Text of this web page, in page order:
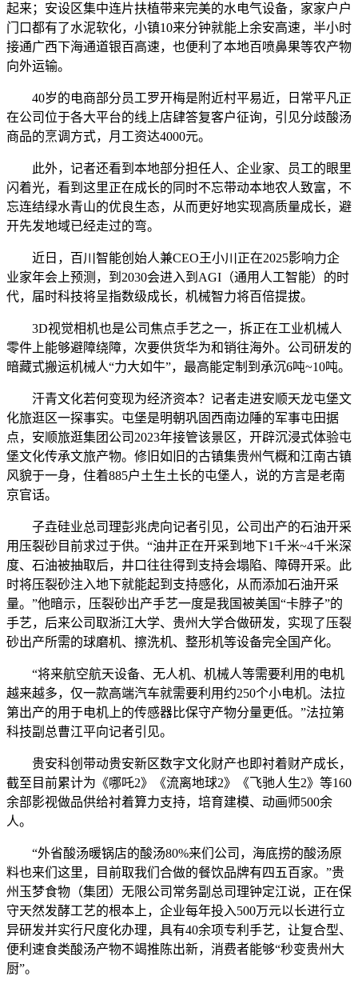
起来；安设区集中连片扶植带来完美的水电气设备，家家户户
门口都有了水泥软化，小镇10来分钟就能上余安高速，半小时
接通广西下海通道银百高速，也便利了本地百喷鼻果等农产物
向外运输。
40岁的电商部分员工罗开梅是附近村平易近，日常平凡正
在公司位于各大平台的线上店肆答复客户征询，引见分歧酸汤
商品的烹调方式，月工资达4000元。
此外，记者还看到本地部分担任人、企业家、员工的眼里
闪着光，看到这里正在成长的同时不忘带动本地农人致富，不
忘连结绿水青山的优良生态，从而更好地实现高质量成长，避
开先发地域已经走过的弯。
近日，百川智能创始人兼CEO王小川正在2025影响力企
业家年会上预测，到2030会进入到AGI（通用人工智能）的时
代，届时科技将呈指数级成长，机械智力将百倍提拔。
3D视觉相机也是公司焦点手艺之一，拆正在工业机械人
零件上能够避障绕障，次要供货华为和销往海外。公司研发的
暗藏式搬运机械人“力大如牛”，最高能定制到承沉6吨~10吨。
汗青文化若何变现为经济资本？记者走进安顺天龙屯堡文
化旅逛区一探事实。屯堡是明朝巩固西南边陲的军事屯田据
点，安顺旅逛集团公司2023年接管该景区，开辟沉浸式体验屯
堡文化传承文旅产物。修旧如旧的古镇集贵州气概和江南古镇
风貌于一身，住着885户土生土长的屯堡人，说的方言是老南
京官话。
子垚硅业总司理彭兆虎向记者引见，公司出产的石油开采
用压裂砂目前求过于供。“油井正在开采到地下1千米~4千米深
度、石油被抽取后，井口往往得到支持会塌陷、障碍开采。此
时将压裂砂注入地下就能起到支持感化，从而添加石油开采
量。”他暗示，压裂砂出产手艺一度是我国被美国“卡脖子”的
手艺，后来公司取浙江大学、贵州大学合做研发，实现了压裂
砂出产所需的球磨机、擦洗机、整形机等设备完全国产化。
“将来航空航天设备、无人机、机械人等需要利用的电机
越来越多，仅一款高端汽车就需要利用约250个小电机。法拉
第出产的用于电机上的传感器比保守产物分量更低。”法拉第
科技副总曹江平向记者引见。
贵安科创带动贵安新区数字文化财产也即衬着财产成长，
截至目前累计为《哪吒2》《流离地球2》《飞驰人生2》等160
余部影视做品供给衬着算力支持，培育建模、动画师500余
人。
“外省酸汤暖锅店的酸汤80%来们公司，海底捞的酸汤原
料也来们这里，目前取我们合做的餐饮品牌有四五百家。”贵
州玉梦食物（集团）无限公司常务副总司理钟定江说，正在保
守天然发酵工艺的根本上，企业每年投入500万元以长进行立
异研发并实行尺度化办理，具有40余项专利手艺，让复合型、
便利速食类酸汤产物不竭推陈出新，消费者能够“秒变贵州大
厨”。